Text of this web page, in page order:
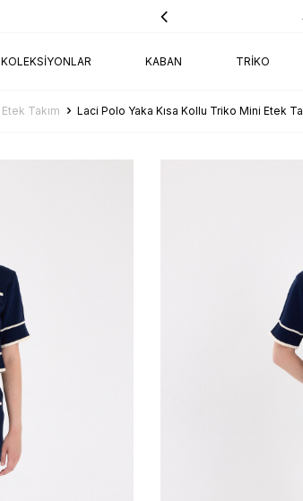
KOLEKSIYONLAR KABAN TRIKO
Etek Takım Laci Polo Yaka Kısa Kollu Triko Mini Etek